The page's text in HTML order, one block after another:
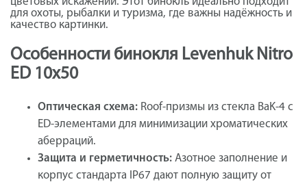
для охоты, рыбалки и туризма, где важны надёжность и
качество картинки.
Особенности бинокля Levenhuk Nitro
ED 10x50
Оптическая схема: Roof-призмы из стекла BaK-4 с
ED-элементами для минимизации хроматических
аберраций.
Защита и герметичность: Азотное заполнение и
корпус стандарта IP67 дают полную защиту от